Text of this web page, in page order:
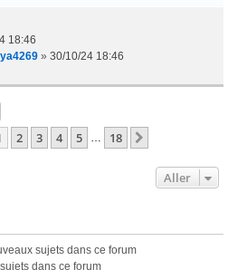
18:46
» 30/10/24 18:46
1Sur
2 3 4 5 … 18
Aller
sujets dans ce forum
dans ce forum